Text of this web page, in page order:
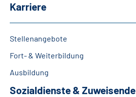
Karriere
Stellenangebote
Fort- & Weiterbildung
Ausbildung
Sozialdienste & Zuweisende